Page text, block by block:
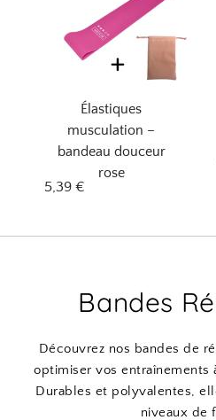
Élastiques
musculation –
bandeau douceur
rose
5,39 €
Bandes
Découvrez nos bandes de
optimiser vos entraînements
Durables et polyvalentes,
niveaux de